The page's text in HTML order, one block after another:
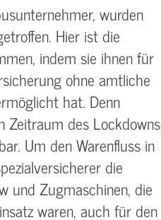
wurden
Hier ist die
indem sie ihnen für
ohne amtliche
hat. Denn
Zeitraum des Lockdowns
Um den Warenfluss in
die
und Zugmaschinen, die
waren, auch für den